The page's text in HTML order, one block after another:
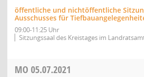
öffentliche und nichtöffentliche
Ausschusses für
09:00-11:25 Uhr
Sitzungssaal des Kreistages im
MO 05.07.2021